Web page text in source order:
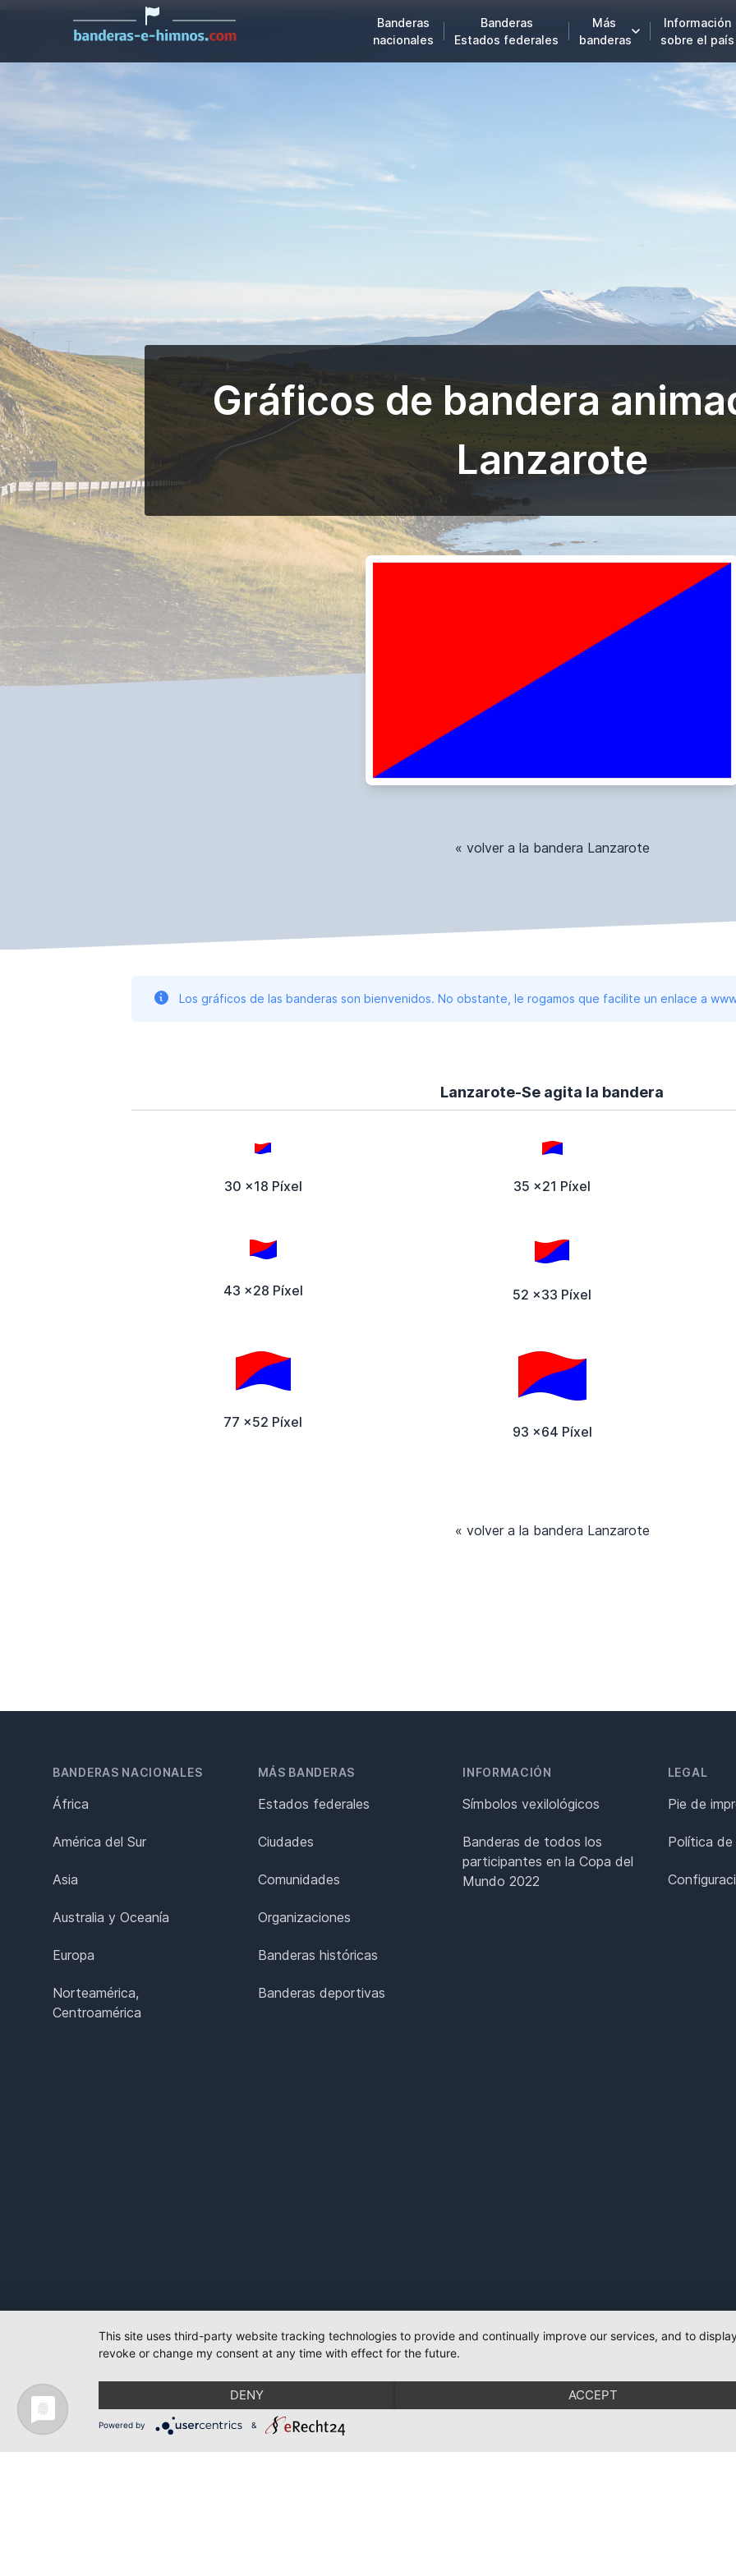
Banderas
nacionales
Banderas
Estados federales
Más
banderas
Información
sobre el país
Gráficos de bandera
Lanzarote
« volver a la bandera Lanzarote
Los gráficos de las banderas son bienvenidos. No obstante, le rogamos que facilite un enlace a
Lanzarote-Se agita la bandera
30 x18 Píxel 35 x21 Píxel
43 x28 Píxel 52 x33 Píxel
77 x52 Píxel
93 x64 Píxel
« volver a la bandera Lanzarote
BANDERAS NACIONALES
África
América del Sur
Asia
Australia y Oceanía
Europa
Norteamérica,
Centroamérica
MÁS BANDERAS
Estados federales
Ciudades
Comunidades
Organizaciones
Banderas históricas
Banderas deportivas
INFORMACIÓN
Símbolos vexilológicos
Banderas de todos los
participantes en la Copa del
Mundo 2022
LEGAL
Pie de
Política de
This site uses third-party website tracking technologies to provide and continually improve our services, and to
revoke or change my consent at any time with effect for the future.
DENY ACCEPT
Powered by &